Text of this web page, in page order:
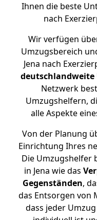
Ihnen die beste
nach
Wir verfügen
Umzugsbereich
Jena nach
deutschlandweite
Netzwerk
Umzugshelfern,
alle Aspekte
Von der Planung
Einrichtung Ihres
Die Umzugshelfer
in Jena wie das
Gegenständen,
das Entsorgen von
dass jeder